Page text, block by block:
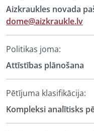
Aizkraukles novada
dome@aizkraukle.lv
Politikas joma:
Attīstības plānošana
Pētījuma klasifikācija:
Kompleksi analītisks